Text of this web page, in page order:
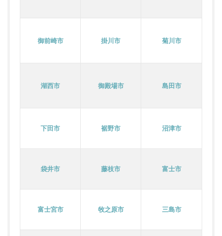
御前崎市 掛川市 菊川市
湖西市 御殿場市 島田市
下田市 裾野市 沼津市
袋井市 藤枝市 富士市
富士宮市 牧之原市 三島市